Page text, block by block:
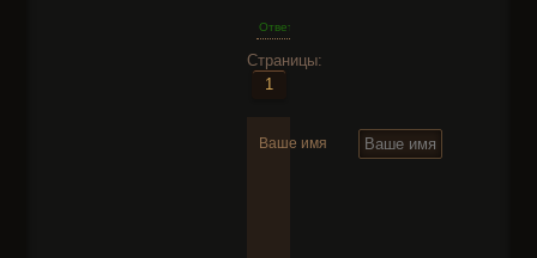
Ответить
Страницы:
1
Ваше имя